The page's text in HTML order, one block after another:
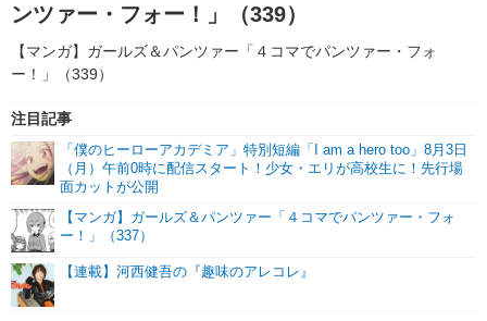
グッズ
声優 コスプレ
ラキりす
番組・動画一覧
動画
連載・ブログ
連載・ブログ一覧 コラム
ンツァー・フォー！」（339）
【マンガ】ガールズ＆パンツァー「４コマでパンツァー・フォ
ー！」（339）
注目記事
「僕のヒーローアカデミア」特別短編「I am a hero too」8月3日
（月）午前0時に配信スタート！少女・エリが高校生に！先行場
面カットが公開
【マンガ】ガールズ＆パンツァー「４コマでパンツァー・フォ
ー！」（337）
【連載】河西健吾の『趣味のアレコレ』